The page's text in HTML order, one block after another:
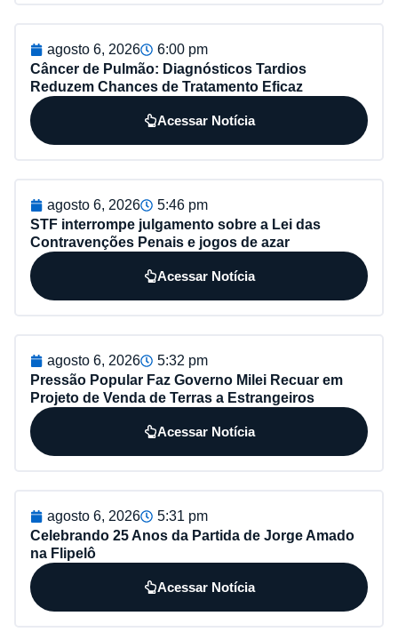
agosto 6, 2026
6:00 pm
Câncer de Pulmão: Diagnósticos Tardios
Reduzem Chances de Tratamento Eficaz
Acessar Notícia
agosto 6, 2026
5:46 pm
STF interrompe julgamento sobre a Lei das
Contravenções Penais e jogos de azar
Acessar Notícia
agosto 6, 2026
5:32 pm
Pressão Popular Faz Governo Milei Recuar em
Projeto de Venda de Terras a Estrangeiros
Acessar Notícia
agosto 6, 2026
5:31 pm
Celebrando 25 Anos da Partida de Jorge Amado
na Flipelô
Acessar Notícia